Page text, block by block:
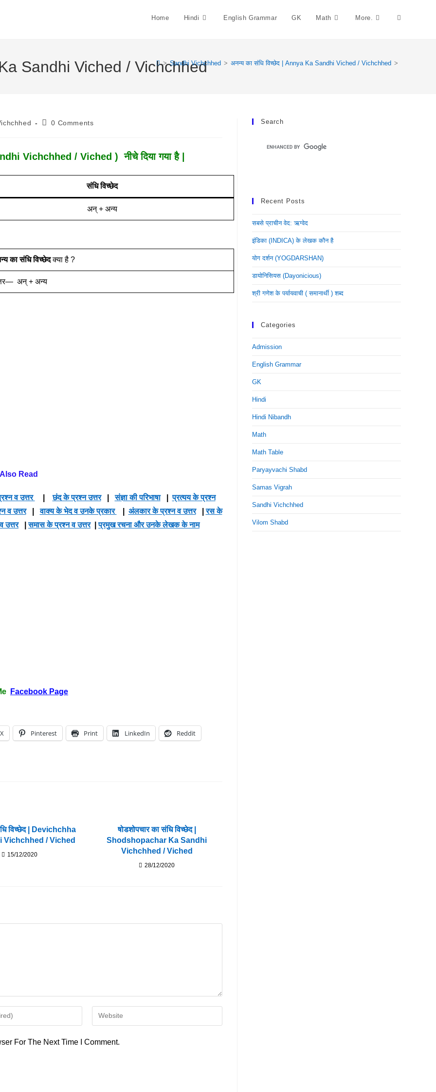
Home Hindi English Grammar GK Math More. Toggle
Sandhi Viched / Vichchhed
> Sandhi Vichchhed > अनन्य का संधि विच्छेद | Annya Ka Sandhi Viched / Vichchhed >
Post0 Comments
Vichchhed / Viched ) नीचे दिया गया है |
संधि विच्छेद
अन् + अन्य
का संधि विच्छेदक्या है ?
अन् + अन्य
Also Read
व उत्तर |छंद के प्रश्न उत्तर|संज्ञा की परिभाषा|प्रत्यय के प्रश्न
व उत्तर|वाक्य के भेद व उनके प्रकार अंलकार के प्रश्न व उत्तर|रस के
उत्तर|समास के प्रश्न व उत्तर|प्रमुख रचना और उनके लेखक के नाम
Facebook Page
X Pinterest Print LinkedIn Reddit
विच्छेद | Devichchha
Vichchhed / Viched
15/12/2020
षोडशोपचार का संधि विच्छेद |
Shodshopachar Ka Sandhi
Vichchhed / Viched
28/12/2020
Enter
Your
For The Next Time I Comment.
Search
Recent Posts
सबसे प्राचीन वेद: ऋग्वेद
इंडिका (INDICA) के लेखक कौन है
योग दर्शन (YOGDARSHAN)
डायोनिसियस (dayonicious)
श्री गणेश के पर्यायवाची ( समानार्थी ) शब्द
Categories
Admission
English Grammar
GK
Hindi
Hindi Nibandh
Math
Math Table
Paryayvachi Shabd
Samas Vigrah
Sandhi Vichchhed
Vilom Shabd